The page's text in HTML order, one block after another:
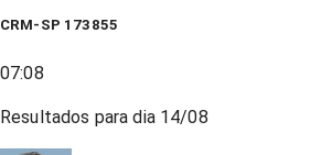
CRM-SP 173855
07:08
Resultados para dia 14/08